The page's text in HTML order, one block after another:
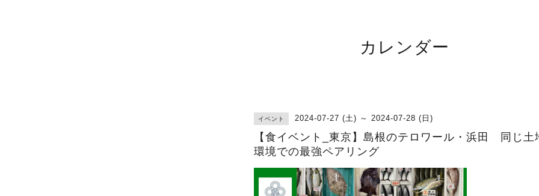
カレンダー
イベント 2024-07-27 (土) ～ 2024-07-28 (日)
【食イベント_東京】島根のテロワール・浜田 同じ土
環境での最強ペアリング